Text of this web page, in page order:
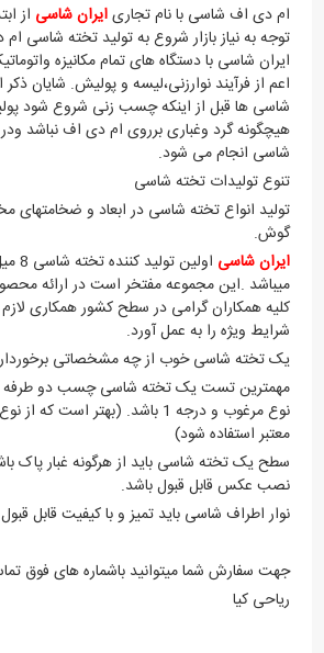
ام دی اف شاسی با نام تجاریایران شاسی
توجه به نیاز بازار شروع به تولید تخته شاسی
ایران شاسی با دستگاه های تمام مکانیزه
اعم از فرآیند نوارزنی،لیسه و پولیش. شایان
شاسی ها قبل از اینکه چسب زنی شروع شود
هیچگونه گرد وغباری برروی ام دی اف نباشد
شاسی انجام می شود.
تنوع تولیدات تخته شاسی
تولید انواع تخته شاسی در ابعاد و ضخامتهای
گوش.
ایران شاسی
میباشد .این مجموعه مفتخر است در ارائه
کلیه همکاران گرامی در سطح کشور همکاری لازم
شرایط ویژه را به عمل آورد.
یک تخته شاسی خوب از چه مشخصاتی
مهمترین تست یک تخته شاسی چسب دو طرفه
نوع مرغوب و درجه 1 باشد. (بهتر است
معتبر استفاده شود)
سطح یک تخته شاسی باید از هرگونه غبار پاک
نصب عکس قابل قبول باشد.
نوار اطراف شاسی باید تمیز و با کیفیت قابل
جهت سفارش شما میتوانید باشماره های فوق
ریاحی کیا